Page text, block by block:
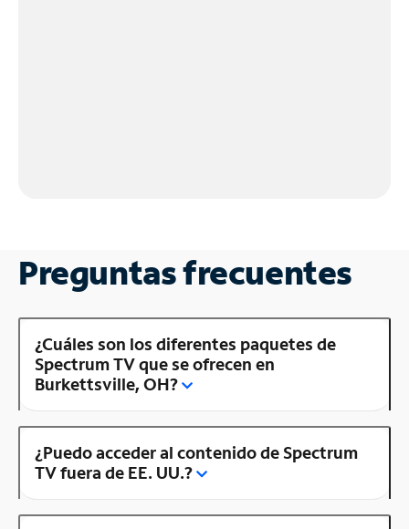
Preguntas frecuentes
¿Cuáles son los diferentes paquetes de
Spectrum TV que se ofrecen en
Burkettsville, OH?
¿Puedo acceder al contenido de Spectrum
TV fuera de EE. UU.?